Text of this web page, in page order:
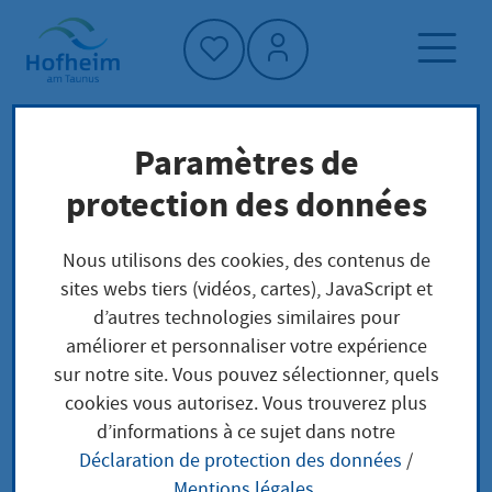
Accueil"
Page d'accueil
Trouver un service
Préoccupations locales
Aufenthaltserlaubnis zum Zweck der
Erwerbstätigkeit Verlängerung zum Zwecke
der Beschäftigung bei ausgeprägten
berufspraktischen Kenntnissen
Aufenthaltserlaubnis
Paramètres de
protection des données
Nous utilisons des cookies, des contenus de
sites webs tiers (vidéos, cartes), JavaScript et
d’autres technologies similaires pour
améliorer et personnaliser votre expérience
sur notre site. Vous pouvez sélectionner, quels
cookies vous autorisez. Vous trouverez plus
d’informations à ce sujet dans notre
Déclaration de protection des données /